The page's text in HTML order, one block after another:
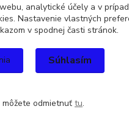
analytické účely a v
Nastavenie vlastných
v spodnej časti stránok.
Súhlasím
odmietnuť tu.